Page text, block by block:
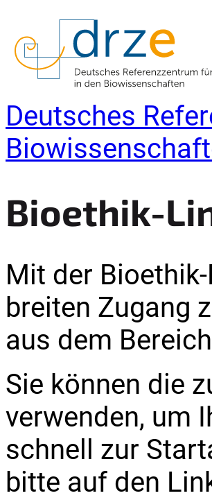
Deutsches
Bioethik-
Mit der
breiten Zugang
aus dem
Sie können die
verwenden, um
schnell zur
bitte auf den